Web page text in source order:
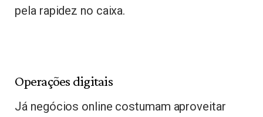
pela rapidez no caixa.
Operações digitais
Já negócios online costumam aproveitar